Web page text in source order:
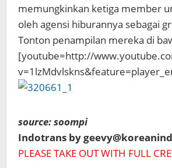
memungkinkan ketiga member
oleh agensi hiburannya sebagai
Tonton penampilan mereka di
[youtube=http://
source: soompi
Indotrans by
PLEASE TAKE OUT WITH FULL